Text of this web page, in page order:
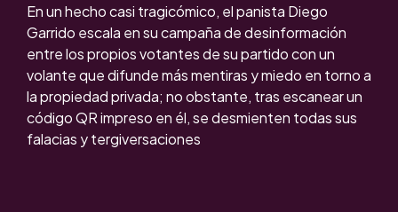
En un hecho casi tragicómico, el panista Diego
Garrido escala en su campaña de desinformación
entre los propios votantes de su partido con un
volante que difunde más mentiras y miedo en torno a
la propiedad privada; no obstante, tras escanear un
código QR impreso en él, se desmienten todas sus
falacias y tergiversaciones